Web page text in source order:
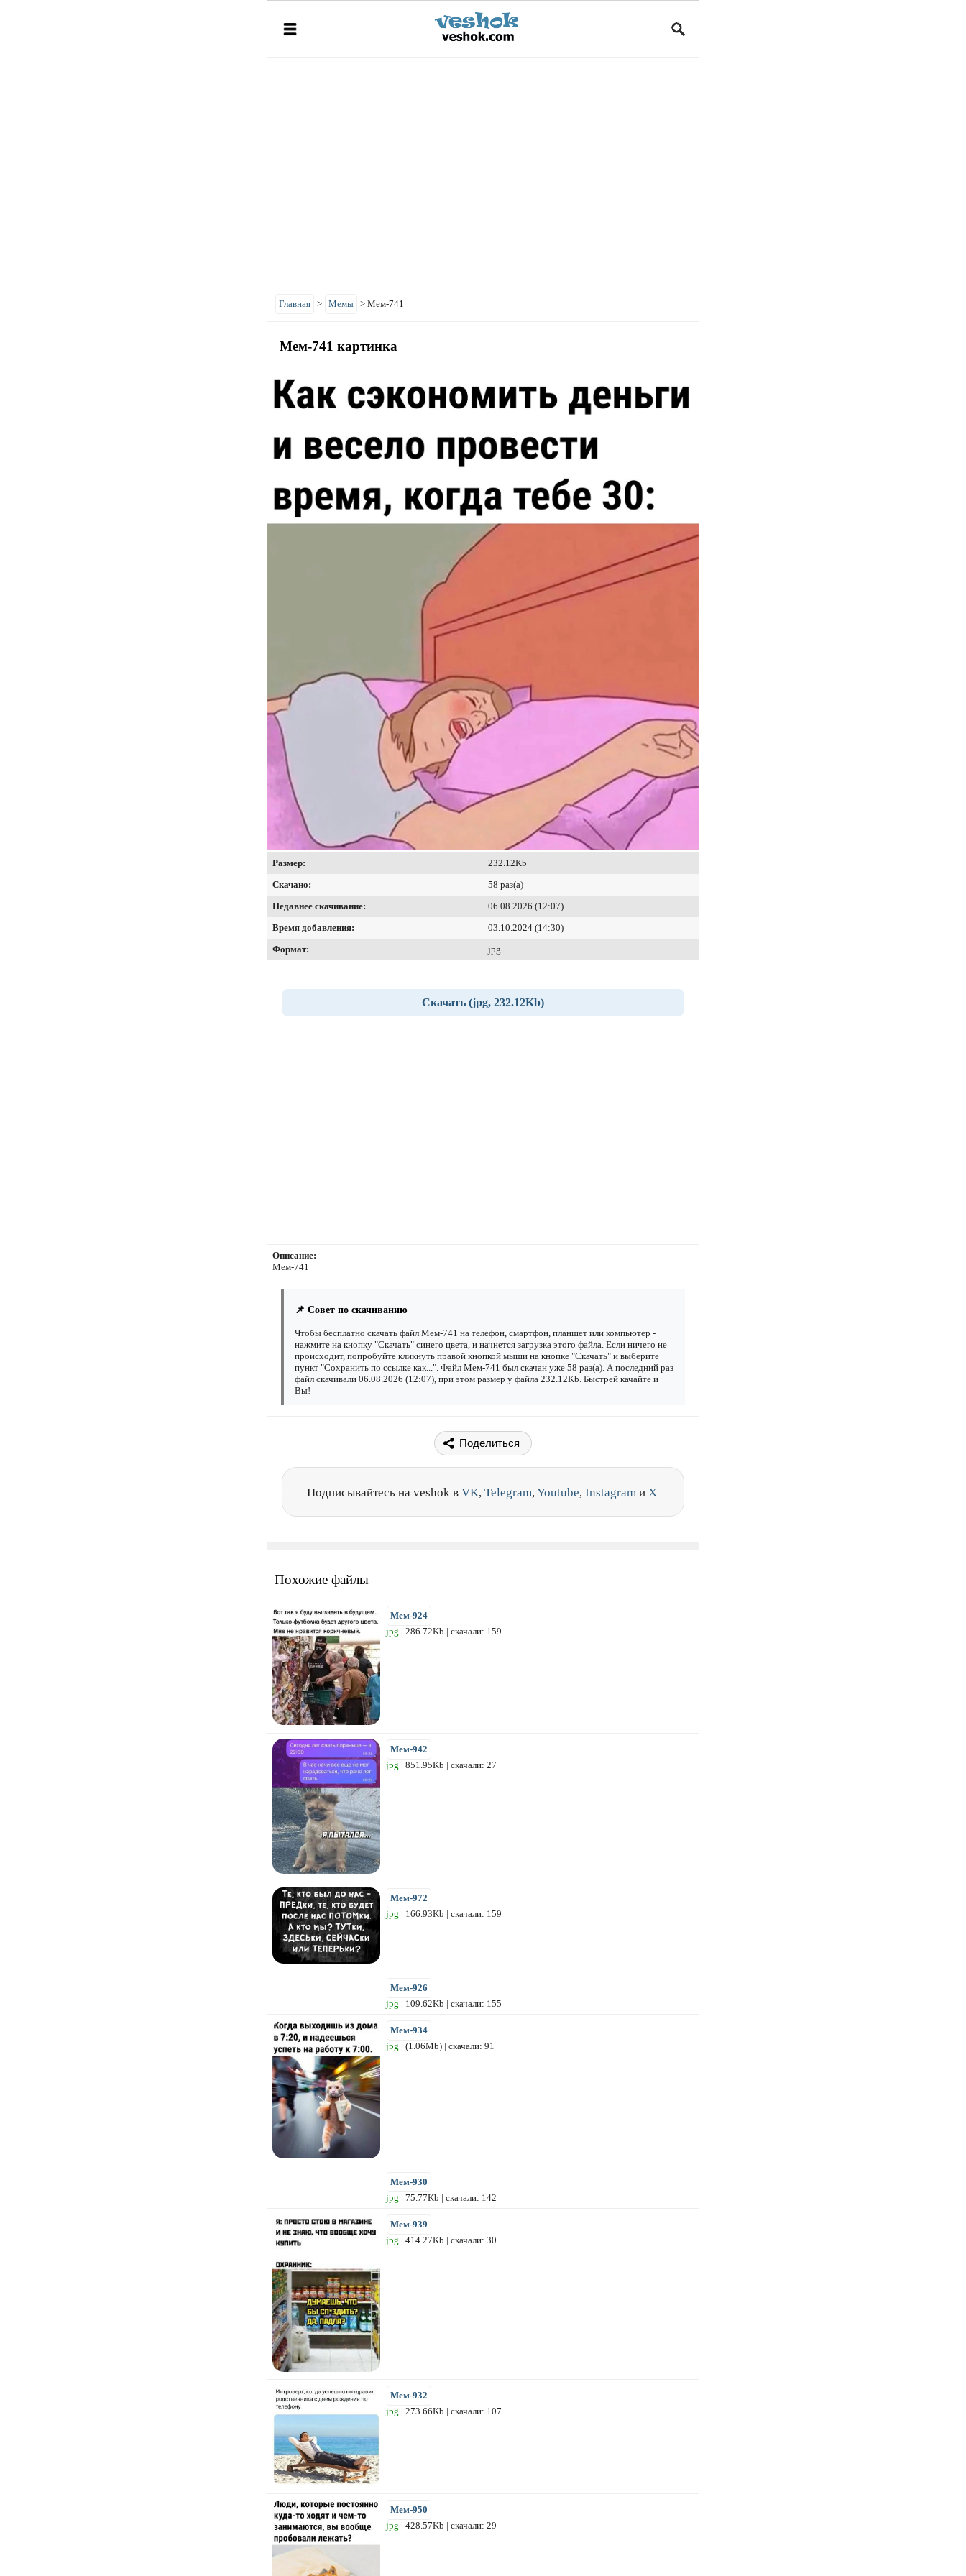
Главная > Мемы > Мем-741
Мем-741 картинка
Размер:
232.12Kb
Скачано:
58 раз(а)
Недавнее скачивание:
06.08.2026 (12:07)
Время добавления:
03.10.2024 (14:30)
Формат:
jpg
Скачать (jpg, 232.12Kb)
Описание:
Мем-741
📌 Совет по скачиванию
Чтобы бесплатно скачать файл Мем-741 на телефон, смартфон, планшет или компьютер -
нажмите на кнопку "Скачать" синего цвета, и начнется загрузка этого файла. Если ничего не
происходит, попробуйте кликнуть правой кнопкой мыши на кнопке "Скачать" и выберите
пункт "Сохранить по ссылке как...". Файл Мем-741 был скачан уже 58 раз(а). А последний раз
файл скачивали 06.08.2026 (12:07), при этом размер у файла 232.12Kb. Быстрей качайте и
Вы!
Поделиться
Подписывайтесь на veshok в VK, Telegram,Youtube, Instagram и X
Похожие файлы
Мем-924
jpg | 286.72Kb | скачали: 159
Мем-942
jpg | 851.95Kb | скачали: 27
Мем-972
jpg | 166.93Kb | скачали: 159
Мем-926
jpg | 109.62Kb | скачали: 155
Мем-934
jpg | (1.06Mb) | скачали: 91
Мем-930
jpg | 75.77Kb | скачали: 142
Мем-939
jpg | 414.27Kb | скачали: 30
Мем-932
jpg | 273.66Kb | скачали: 107
Мем-950
jpg | 428.57Kb | скачали: 29